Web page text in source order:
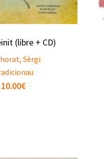
(libre + CD)
Sèrgi
10.00€